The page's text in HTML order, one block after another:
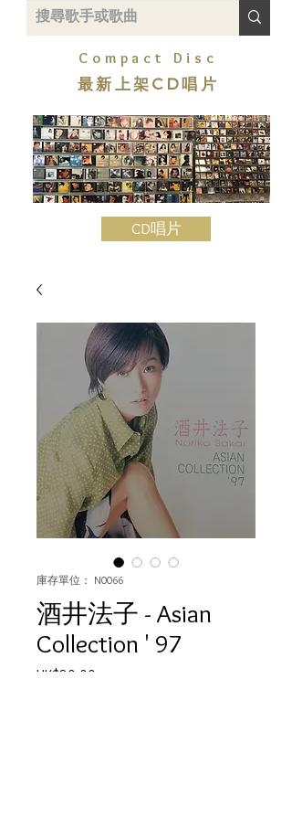
Compact Disc
最新上架CD唱片
CD唱片
庫存單位： N0066
酒井法子 - Asian
Collection ' 97
HK$80.00